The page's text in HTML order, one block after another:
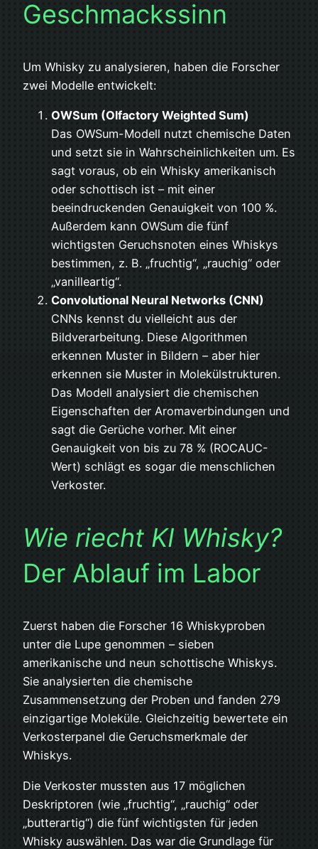
Geschmackssinn
Um Whisky zu analysieren, haben die Forscher
zwei Modelle entwickelt:
OWSum (Olfactory Weighted Sum)
Das OWSum-Modell nutzt chemische Daten
und setzt sie in Wahrscheinlichkeiten um. Es
sagt voraus, ob ein Whisky amerikanisch
oder schottisch ist – mit einer
beeindruckenden Genauigkeit von 100 %.
Außerdem kann OWSum die fünf
wichtigsten Geruchsnoten eines Whiskys
bestimmen, z. B. „fruchtig“, „rauchig“ oder
„vanilleartig“.
Convolutional Neural Networks (CNN)
CNNs kennst du vielleicht aus der
Bildverarbeitung. Diese Algorithmen
erkennen Muster in Bildern – aber hier
erkennen sie Muster in Molekülstrukturen.
Das Modell analysiert die chemischen
Eigenschaften der Aromaverbindungen und
sagt die Gerüche vorher. Mit einer
Genauigkeit von bis zu 78 % (ROCAUC-
Wert) schlägt es sogar die menschlichen
Verkoster.
Wie riecht KI Whisky?
Der Ablauf im Labor
Zuerst haben die Forscher 16 Whiskyproben
unter die Lupe genommen – sieben
amerikanische und neun schottische Whiskys.
Sie analysierten die chemische
Zusammensetzung der Proben und fanden 279
einzigartige Moleküle. Gleichzeitig bewertete ein
Verkosterpanel die Geruchsmerkmale der
Whiskys.
Die Verkoster mussten aus 17 möglichen
Deskriptoren (wie „fruchtig“, „rauchig“ oder
„butterartig“) die fünf wichtigsten für jeden
Whisky auswählen. Das war die Grundlage für